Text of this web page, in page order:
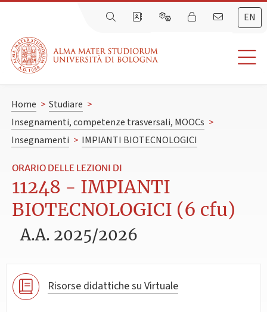
EN
Home > Studiare >
Insegnamenti, competenze trasversali, MOOCs >
Insegnamenti > IMPIANTI BIOTECNOLOGICI
ORARIO DELLE LEZIONI DI
11248 - IMPIANTI
BIOTECNOLOGICI (6 cfu)
A.A. 2025/2026
Risorse didattiche su Virtuale